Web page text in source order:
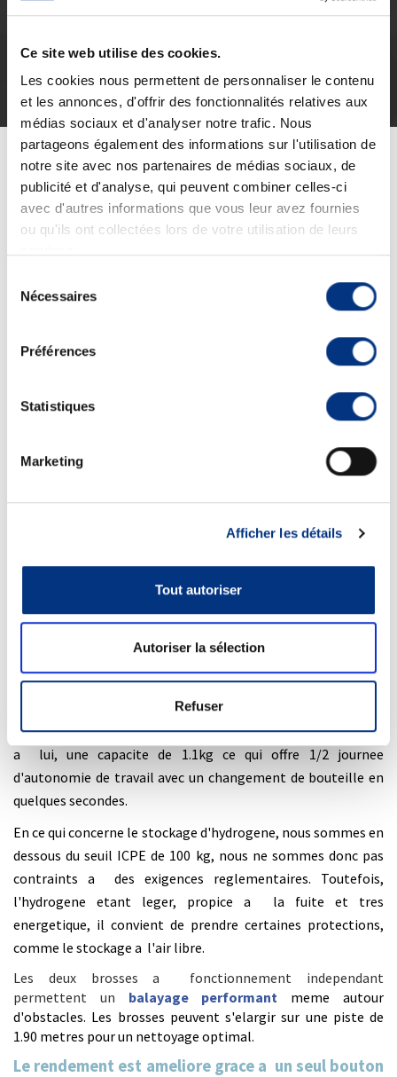
Ce site web utilise des cookies.
Les cookies nous permettent de personnaliser le contenu
et les annonces, d'offrir des fonctionnalités relatives aux
médias sociaux et d'analyser notre trafic. Nous
partageons également des informations sur l'utilisation de
notre site avec nos partenaires de médias sociaux, de
publicité et d'analyse, qui peuvent combiner celles-ci
avec d'autres informations que vous leur avez fournies
ou qu'ils ont collectées lors de votre utilisation de leurs
Nécessaires
Préférences
Statistiques
Marketing
Afficher les détails
Tout autoriser
Autoriser la sélection
Refuser
Description Informations techniques
Informations complémentaires
La mise en application de la balayeuse 100%
hydrogene compacte CMAR Green Machines 500
H2
Elle permet d'avoir une
grace a la vue
gestion de vehicule est egalement
avec ses systemes de surveillance, de detection et
de diagnostic embarques pour une utilisation facilitee et une
ergonomique de la cabine et du panneau de commandes
assure un confort d'exploitation optimal.
La balayeuse donne un
acces complet a l'ensemble des
, solide, fiable et durable pour
Un materiel de qualite
La balayeuse est dotee deplaques specifiquesa ouvertures
laterales produisant un grand cyclone qui libere poussieres et
4 kgd'hydrogene (2x2kg) pour une autonomie de travail de
11 heures sans interruption, avec un chargement de 700 bars
en seulement quelques minutes. Le systemeH2-Poda, quant
a lui, une capacite de 1.1kg ce qui offre 1/2 journee
d'autonomie de travail avec un changement de bouteille en
quelques secondes.
En ce qui concerne le stockage d'hydrogene, nous sommes en
dessous du seuil ICPE de 100 kg, nous ne sommes donc pas
contraints a des exigences reglementaires. Toutefois,
l'hydrogene etant leger, propice a la fuite et tres
energetique, il convient de prendre certaines protections,
comme le stockage a l'air libre.
Les deux brosses a fonctionnement independant
permettent un balayage performant meme autour
d'obstacles. Les brosses peuvent s'elargir sur une piste de
1.90 metres pour un nettoyage optimal.
Le rendement est ameliore grace a un seul bouton